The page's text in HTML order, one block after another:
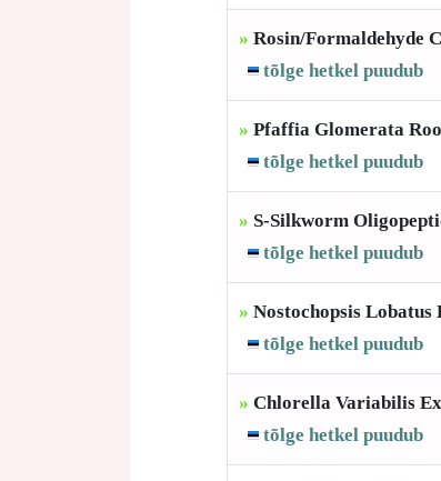
» Rosin/Formaldehyde
tõlge hetkel puudub
» Pfaffia Glomerata
tõlge hetkel puudub
» S-Silkworm
tõlge hetkel puudub
» Nostochopsis
tõlge hetkel puudub
» Chlorella Variabilis
tõlge hetkel puudub